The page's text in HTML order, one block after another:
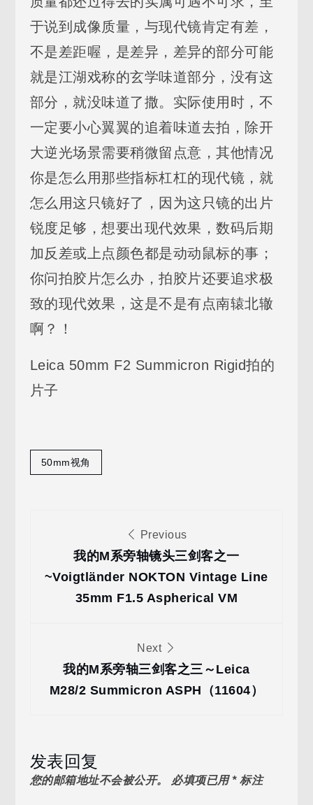
于说到成像质量，与现代镜肯定有差，
不是差距喔，是差异，差异的部分可能
就是江湖戏称的玄学味道部分，没有这
部分，就没味道了撒。实际使用时，不
一定要小心翼翼的追着味道去拍，除开
大逆光场景需要稍微留点意，其他情况
你是怎么用那些指标杠杠的现代镜，就
怎么用这只镜好了，因为这只镜的出片
锐度足够，想要出现代效果，数码后期
加反差或上点颜色都是动动鼠标的事；
你问拍胶片怎么办，拍胶片还要追求极
致的现代效果，这是不是有点南辕北辙
啊？！
Leica 50mm F2 Summicron Rigid拍的
片子
50mm视角
章
Previous
我的M系旁轴镜头三剑客之一
~Voigtländer NOKTON Vintage Line
35mm F1.5 Aspherical VM
Next
我的M系旁轴三剑客之三～Leica
M28/2 Summicron ASPH（11604）
发表回复
您的邮箱地址不会被公开。 必填项已用*标注